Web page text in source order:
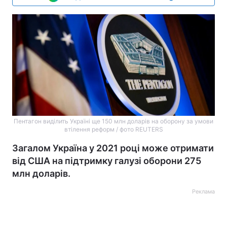
Пентагон виділить Україні ще 150 млн доларів на оборону за умови
втілення реформ / фото REUTERS
Загалом Україна у 2021 році може отримати
від США на підтримку галузі оборони 275
млн доларів.
Реклама